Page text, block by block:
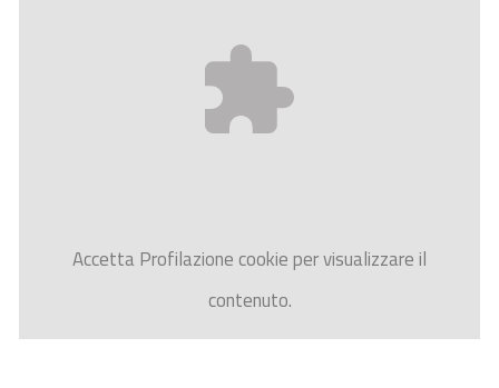
AccettaProfilazionecookie per visualizzare il
contenuto.